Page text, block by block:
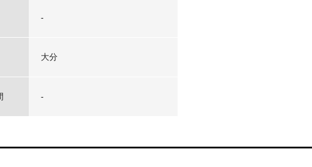
-
大分
-